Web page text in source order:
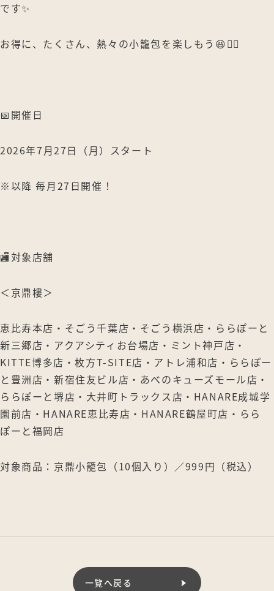
です✨
お得に、たくさん、熱々の小籠包を楽しもう😆❤️‍🔥
📅開催日
2026年7月27日（月）スタート
※以降 毎月27日開催！
🏬対象店舗
＜京鼎樓＞
恵比寿本店・そごう千葉店・そごう横浜店・ららぽーと
新三郷店・アクアシティお台場店・ミント神戸店・
KITTE博多店・枚方T-SITE店・アトレ浦和店・ららぽー
と豊洲店・新宿住友ビル店・あべのキューズモール店・
ららぽーと堺店・大井町トラックス店・HANARE成城学
園前店・HANARE恵比寿店・HANARE鶴屋町店・らら
ぽーと福岡店
対象商品：京鼎小籠包（10個入り）／999円（税込）
一覧へ戻る